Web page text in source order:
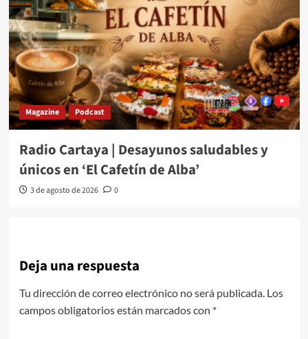
Magazine Podcast
Radio Cartaya | Desayunos saludables y
únicos en ‘El Cafetín de Alba’
3 de agosto de 2026 0
Deja una respuesta
Tu dirección de correo electrónico no será publicada. Los
campos obligatorios están marcados con *